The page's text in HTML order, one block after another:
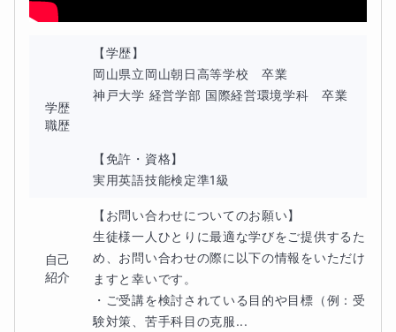
学歴
職歴
【学歴】
岡山県立岡山朝日高等学校　卒業
神戸大学 経営学部 国際経営環境学科　卒業
【免許・資格】
実用英語技能検定準1級
自己
紹介
【お問い合わせについてのお願い】
生徒様一人ひとりに最適な学びをご提供するた
め、お問い合わせの際に以下の情報をいただけ
ますと幸いです。
・ご受講を検討されている目的や目標（例：受
験対策、苦手科目の克服...